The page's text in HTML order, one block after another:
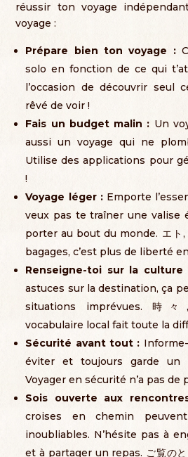
réussir ton voyage
voyage :
Prépare bien ton voyage :
solo en fonction de ce qui
l’occasion de découvrir seul
rêvé de voir !
Fais un budget malin : Un
aussi un voyage qui ne
Utilise des applications pour
!
Voyage léger: Emporte
veux pas te traîner une valise
porter au bout du monde. エト,
bagages,c’est plus de liberté
Renseigne-toi sur la culture
astuces sur la destination,ça
situations imprévues. 時
vocabulaire local fait toute la
Sécurité avant tout:
éviter et toujours garde
Voyager en sécurité n’a pas de
Sois ouverte aux
croises en chemin
inoubliables. N’hésite pas à
et à partager un repas. ご覧の